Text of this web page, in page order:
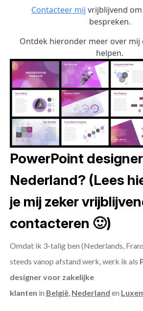
Contacteer mij vrijblijvend
bespreken.
Ontdek hieronder meer over mij
helpen.
PowerPoint
Nederland? (Lees
je mij zeker
contacteren 🙂)
Omdat ik 3-talig ben (Nederlands,
steeds vanop afstand werk, werk ik als
designer voor zakelijke
klanten in België, Nederland en